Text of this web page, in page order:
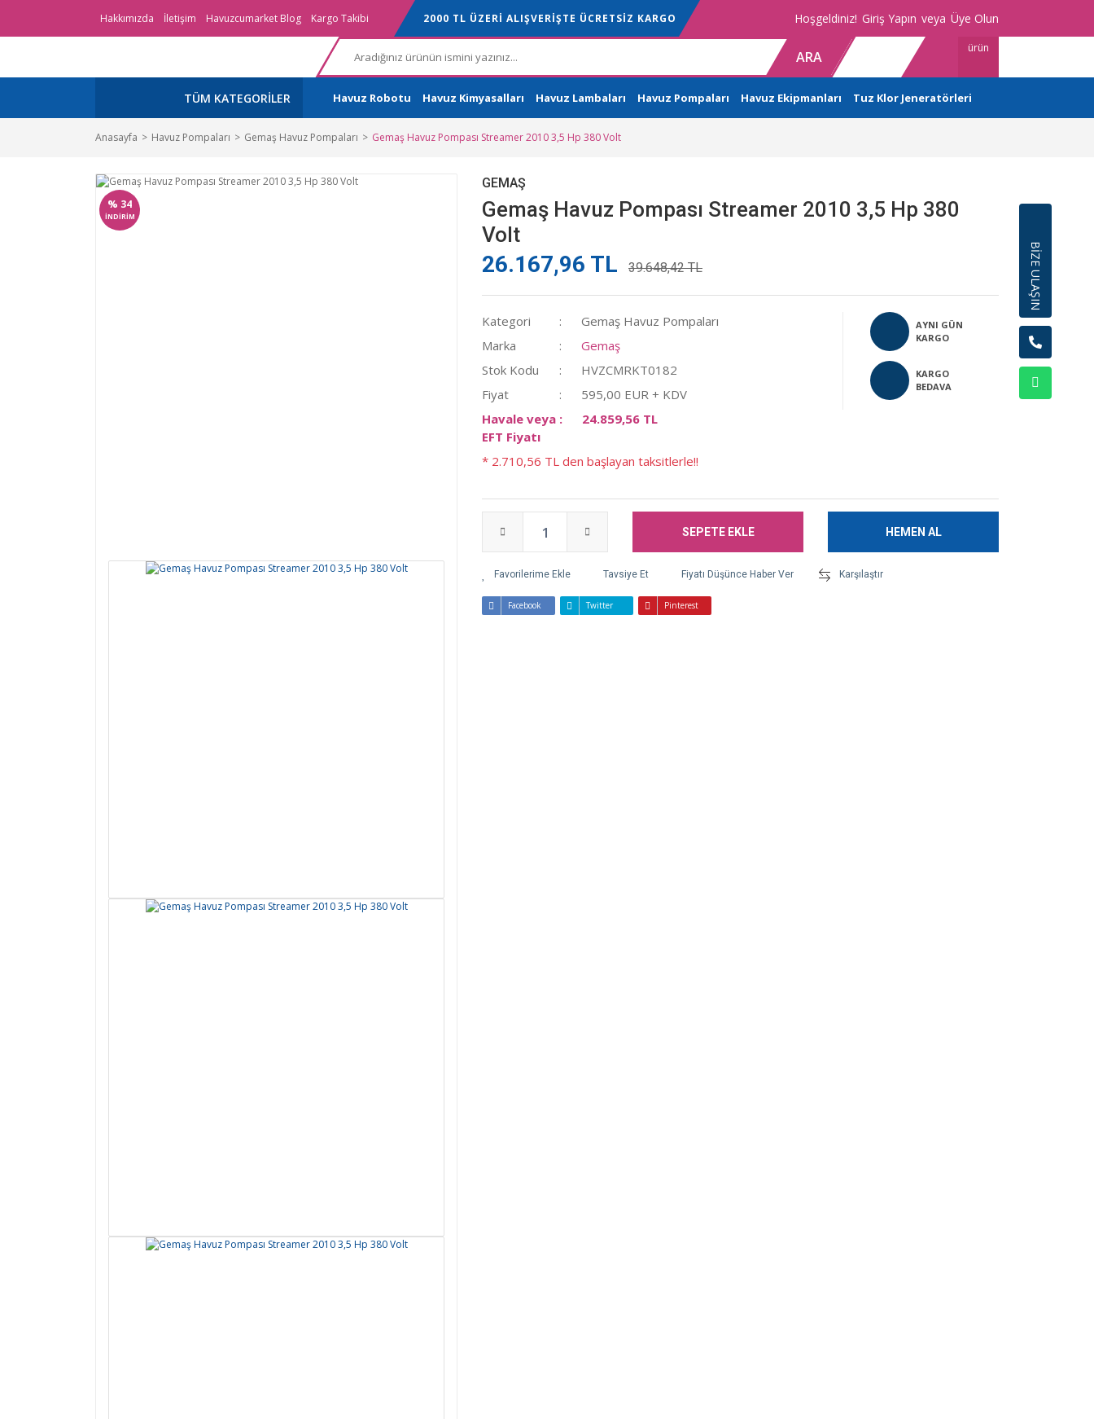
Hakkımızda İletişim Havuzcumarket Blog Kargo Takibi 2000 TL ÜZERİ ALIŞVERİŞTE ÜCRETSİZ KARGO Hoşgeldiniz! Giriş Yapın veya Üye Olun
ARA
ürün
TÜM KATEGORİLER Havuz Robotu Havuz Kimyasalları Havuz Lambaları Havuz Pompaları Havuz Ekipmanları Tuz Klor Jeneratörleri
Anasayfa Havuz Pompaları Gemaş Havuz Pompaları Gemaş Havuz Pompası Streamer 2010 3,5 Hp 380 Volt
% 34
İNDİRİM
GEMAŞ
Gemaş Havuz Pompası Streamer 2010 3,5 Hp 380
Volt
26.167,96 TL 39.648,42 TL
Kategori
Gemaş Havuz Pompaları
Marka
Gemaş
Stok Kodu
HVZCMRKT0182
Fiyat
595,00 EUR + KDV
Havale veya
EFT Fiyatı
24.859,56 TL
* 2.710,56 TL den başlayan taksitlerle!!
AYNI GÜN
KARGO
KARGO
BEDAVA
SEPETE EKLE HEMEN AL
Tavsiye Et Fiyatı Düşünce Haber Ver Karşılaştır
Facebook Twitter Pinterest
BİZE ULAŞIN